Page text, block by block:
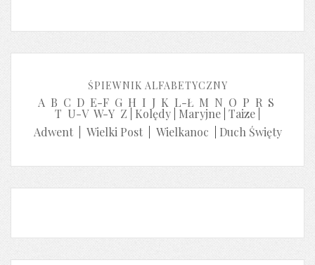
ŚPIEWNIK ALFABETYCZNY
A B C D E-F G H I J K L-Ł M N O P R S
T U-V W-Y Z Kolędy Maryjne Taize
Adwent| Wielki Post| Wielkanoc Duch Święty